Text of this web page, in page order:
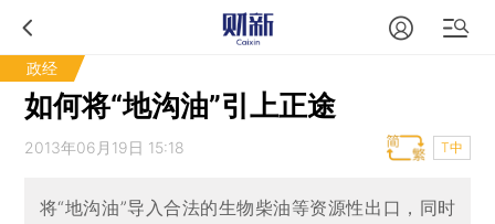
政经
如何将“地沟油”引上正途
2013年06月19日 15:18 T中
将“地沟油”导入合法的生物柴油等资源性出口，同时